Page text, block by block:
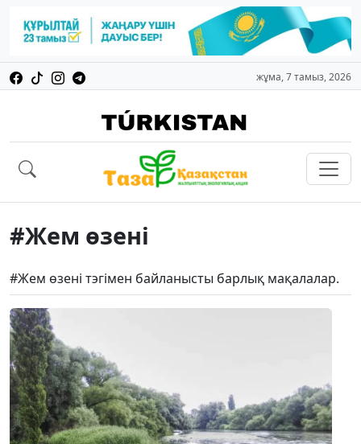
жұма, 7 тамыз, 2026
#Жем өзені
#Жем өзені тэгімен байланысты барлық мақалалар.